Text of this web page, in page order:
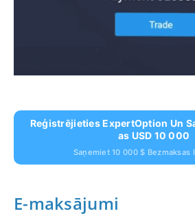
Reģistrējieties ExpertOption Un
As USD 10 000
Saņemiet 10 000 $ Bezmaksas
E-maksājumi